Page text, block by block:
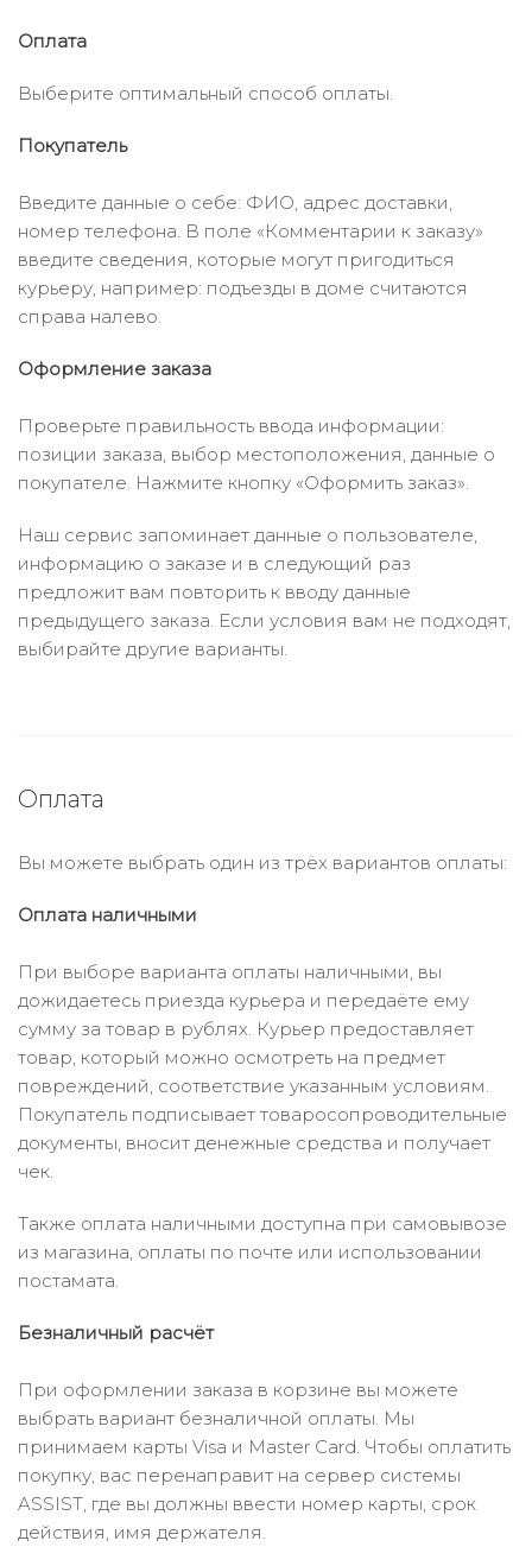
Оплата
Выберите оптимальный способ оплаты.
Покупатель
Введите данные о себе: ФИО, адрес доставки,
номер телефона. В поле «Комментарии к заказу»
введите сведения, которые могут пригодиться
курьеру, например: подъезды в доме считаются
справа налево.
Оформление заказа
Проверьте правильность ввода информации:
позиции заказа, выбор местоположения, данные о
покупателе. Нажмите кнопку «Оформить заказ».
Наш сервис запоминает данные о пользователе,
информацию о заказе и в следующий раз
предложит вам повторить к вводу данные
предыдущего заказа. Если условия вам не подходят,
выбирайте другие варианты.
Оплата
Вы можете выбрать один из трёх вариантов оплаты:
Оплата наличными
При выборе варианта оплаты наличными, вы
дожидаетесь приезда курьера и передаёте ему
сумму за товар в рублях. Курьер предоставляет
товар, который можно осмотреть на предмет
повреждений, соответствие указанным условиям.
Покупатель подписывает товаросопроводительные
документы, вносит денежные средства и получает
чек.
Также оплата наличными доступна при самовывозе
из магазина, оплаты по почте или использовании
постамата.
Безналичный расчёт
При оформлении заказа в корзине вы можете
выбрать вариант безналичной оплаты. Мы
принимаем карты Visa и Master Card. Чтобы оплатить
покупку, вас перенаправит на сервер системы
ASSIST, где вы должны ввести номер карты, срок
действия, имя держателя.